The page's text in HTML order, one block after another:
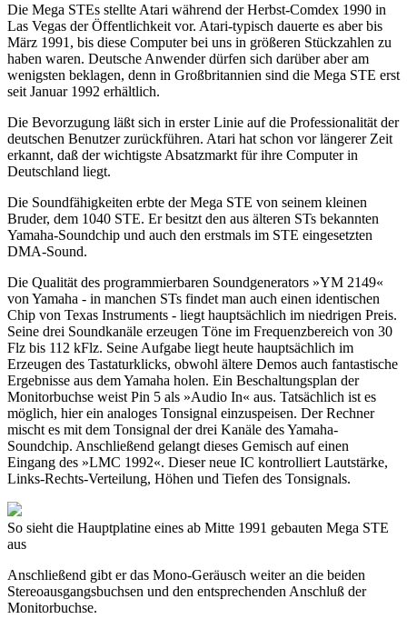
Die Mega STEs stellte Atari während der Herbst-Comdex 1990 in
Las Vegas der Öffentlichkeit vor. Atari-typisch dauerte es aber bis
März 1991, bis diese Computer bei uns in größeren Stückzahlen zu
haben waren. Deutsche Anwender dürfen sich darüber aber am
wenigsten beklagen, denn in Großbritannien sind die Mega STE erst
seit Januar 1992 erhältlich.
Die Bevorzugung läßt sich in erster Linie auf die Professionalität der
deutschen Benutzer zurückführen. Atari hat schon vor längerer Zeit
erkannt, daß der wichtigste Absatzmarkt für ihre Computer in
Deutschland liegt.
Die Soundfähigkeiten erbte der Mega STE von seinem kleinen
Bruder, dem 1040 STE. Er besitzt den aus älteren STs bekannten
Yamaha-Soundchip und auch den erstmals im STE eingesetzten
DMA-Sound.
Die Qualität des programmierbaren Soundgenerators »YM 2149«
von Yamaha - in manchen STs findet man auch einen identischen
Chip von Texas Instruments - liegt hauptsächlich im niedrigen Preis.
Seine drei Soundkanäle erzeugen Töne im Frequenzbereich von 30
Flz bis 112 kFlz. Seine Aufgabe liegt heute hauptsächlich im
Erzeugen des Tastaturklicks, obwohl ältere Demos auch fantastische
Ergebnisse aus dem Yamaha holen. Ein Beschaltungsplan der
Monitorbuchse weist Pin 5 als »Audio In« aus. Tatsächlich ist es
möglich, hier ein analoges Tonsignal einzuspeisen. Der Rechner
mischt es mit dem Tonsignal der drei Kanäle des Yamaha-
Soundchip. Anschließend gelangt dieses Gemisch auf einen
Eingang des »LMC 1992«. Dieser neue IC kontrolliert Lautstärke,
Links-Rechts-Verteilung, Höhen und Tiefen des Tonsignals.
So sieht die Hauptplatine eines ab Mitte 1991 gebauten Mega STE
aus
Anschließend gibt er das Mono-Geräusch weiter an die beiden
Stereoausgangsbuchsen und den entsprechenden Anschluß der
Monitorbuchse.